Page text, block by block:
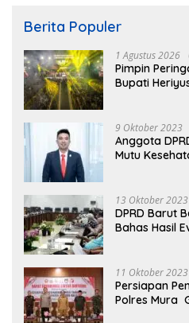
Berita Populer
1 Agustus 2026
Pimpin
Bupati
9 Oktober 2023
Anggota
Mutu
13 Oktober 2023
DPRD Barut
Bahas Hasil
11 Oktober 2023
Persiapan
Polres Mura